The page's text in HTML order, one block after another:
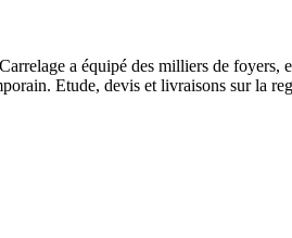
a équipé des milliers de foyers,
Etude, devis et livraisons sur la